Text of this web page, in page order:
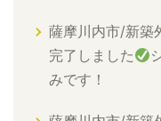
薩摩川内市/新築
完了しました
みです！